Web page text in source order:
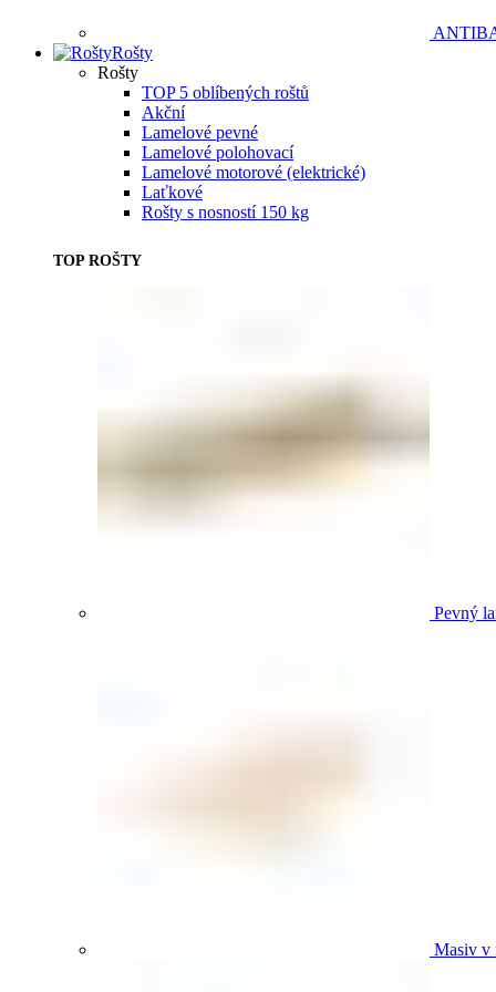
Rošty
Rošty
TOP 5 oblíbených roštů
Akční
Lamelové pevné
Lamelové polohovací
Lamelové motorové (elektrické)
Laťkové
Rošty s nosností 150 kg
TOP ROŠTY
Pevný
Masiv v